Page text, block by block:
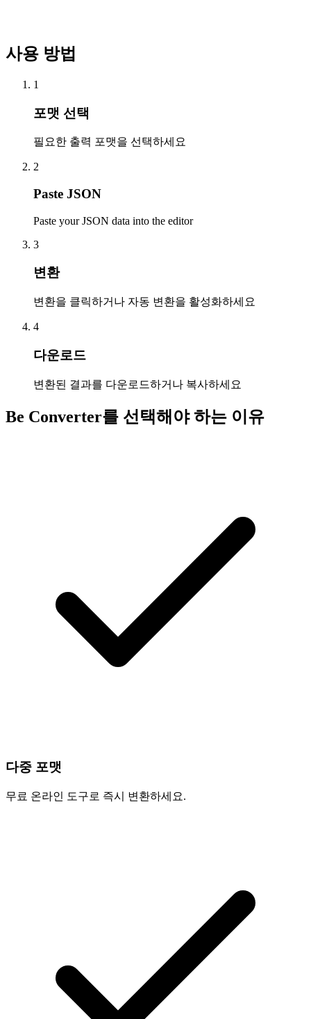
사용 방법
1
포맷 선택
필요한 출력 포맷을 선택하세요
2
Paste JSON
Paste your JSON data into the editor
3
변환
변환을 클릭하거나 자동 변환을 활성화하세요
4
다운로드
변환된 결과를 다운로드하거나 복사하세요
Be Converter를 선택해야 하는 이유
다중 포맷
무료 온라인 도구로 즉시 변환하세요.